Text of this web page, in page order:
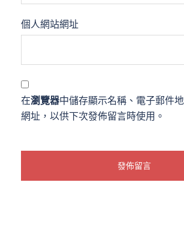
個人網站網址
在瀏覽器中儲存顯示名稱、電子郵件
網址，以供下次發佈留言時使用。